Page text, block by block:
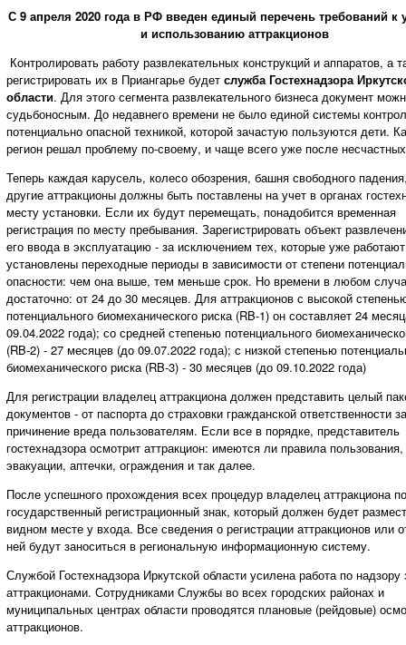
С 9 апреля 2020 года в РФ введен единый перечень требований к
и использованию аттракционов
Контролировать работу развлекательных конструкций и аппаратов, а
регистрировать их в Приангарье будет служба Гостехнадзора
области. Для этого сегмента развлекательного бизнеса документ
судьбоносным. До недавнего времени не было единой системы
потенциально опасной техникой, которой зачастую пользуются дети.
регион решал проблему по-своему, и чаще всего уже после
Теперь каждая карусель, колесо обозрения, башня свободного
другие аттракционы должны быть поставлены на учет в органах
месту установки. Если их будут перемещать, понадобится временная
регистрация по месту пребывания. Зарегистрировать объект
его ввода в эксплуатацию - за исключением тех, которые уже
установлены переходные периоды в зависимости от степени
опасности: чем она выше, тем меньше срок. Но времени в любом
достаточно: от 24 до 30 месяцев. Для аттракционов с высокой
потенциального биомеханического риска (RB-1) он составляет 24
09.04.2022 года); со средней степенью потенциального
(RB-2) - 27 месяцев (до 09.07.2022 года); с низкой степенью
биомеханического риска (RB-3) - 30 месяцев (до 09.10.2022 года)
Для регистрации владелец аттракциона должен представить целый
документов - от паспорта до страховки гражданской ответственности за
причинение вреда пользователям. Если все в порядке, представитель
гостехнадзора осмотрит аттракцион: имеются ли правила
эвакуации, аптечки, ограждения и так далее.
После успешного прохождения всех процедур владелец аттракциона
государственный регистрационный знак, который должен будет
видном месте у входа. Все сведения о регистрации аттракционов или
ней будут заноситься в региональную информационную систему.
Службой Гостехнадзора Иркутской области усилена работа по надзору
аттракционами. Сотрудниками Службы во всех городских районах и
муниципальных центрах области проводятся плановые (рейдовые)
аттракционов.